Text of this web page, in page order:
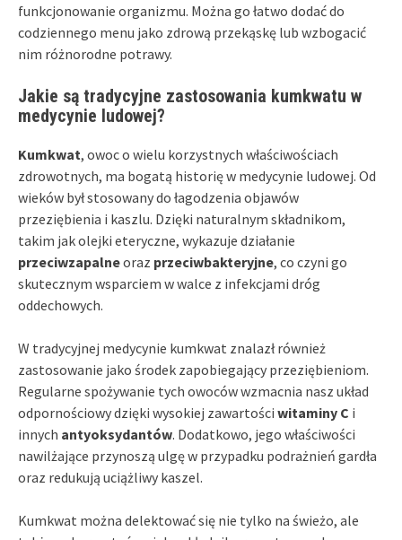
funkcjonowanie organizmu. Można go łatwo dodać do
codziennego menu jako zdrową przekąskę lub wzbogacić
nim różnorodne potrawy.
Jakie są tradycyjne zastosowania kumkwatu w
medycynie ludowej?
Kumkwat, owoc o wielu korzystnych właściwościach
zdrowotnych, ma bogatą historię w medycynie ludowej. Od
wieków był stosowany do łagodzenia objawów
przeziębienia i kaszlu. Dzięki naturalnym składnikom,
takim jak olejki eteryczne, wykazuje działanie
przeciwzapalneoraz przeciwbakteryjne, co czyni go
skutecznym wsparciem w walce z infekcjami dróg
oddechowych.
W tradycyjnej medycynie kumkwat znalazł również
zastosowanie jako środek zapobiegający przeziębieniom.
Regularne spożywanie tych owoców wzmacnia nasz układ
odpornościowy dzięki wysokiej zawartości witaminy C i
innych antyoksydantów. Dodatkowo, jego właściwości
nawilżające przynoszą ulgę w przypadku podrażnień gardła
oraz redukują uciążliwy kaszel.
Kumkwat można delektować się nie tylko na świeżo, ale